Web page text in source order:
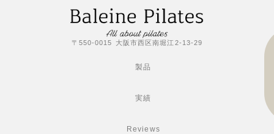
〒550-0015 大阪市西区南堀江2-13-29
製品
実績
Reviews